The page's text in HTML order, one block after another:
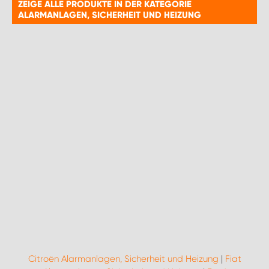
ZEIGE ALLE PRODUKTE IN DER KATEGORIE
ALARMANLAGEN, SICHERHEIT UND HEIZUNG
Citroën Alarmanlagen, Sicherheit und Heizung | Fiat